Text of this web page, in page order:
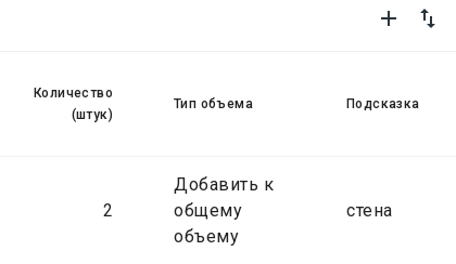
 
Количество
(штук)
Тип объема Подсказка
2
Добавить к
общему
объему
стена